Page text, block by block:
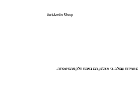
VetAmin Shop
ושירות עם לב. כי אצלנו, הם באמת חלק מהמשפחה.